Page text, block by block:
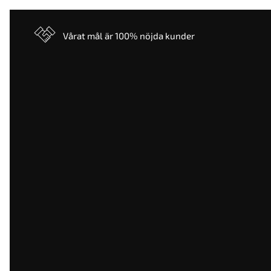
Vårat mål är 100% nöjda kunder